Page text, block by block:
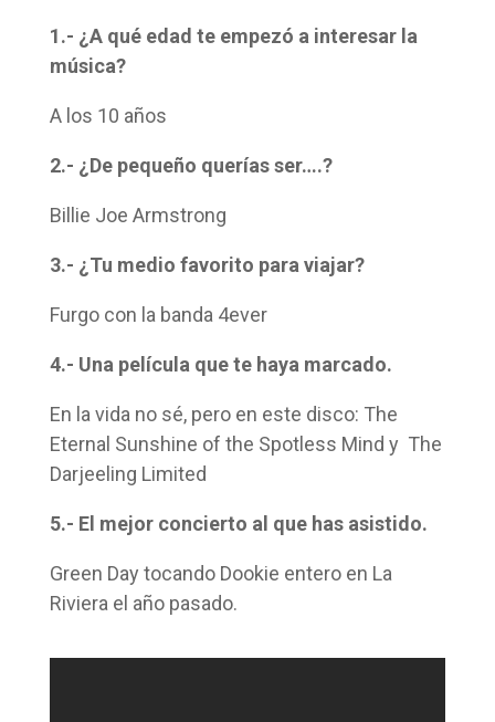
1.- ¿A qué edad te empezó a interesar la
música?
A los 10 años
2.- ¿De pequeño querías ser….?
Billie Joe Armstrong
3.- ¿Tu medio favorito para viajar?
Furgo con la banda 4ever
4.- Una película que te haya marcado.
En la vida no sé, pero en este disco: The
Eternal Sunshine of the Spotless Mind y The
Darjeeling Limited
5.- El mejor concierto al que has asistido.
Green Day tocando Dookie entero en La
Riviera el año pasado.